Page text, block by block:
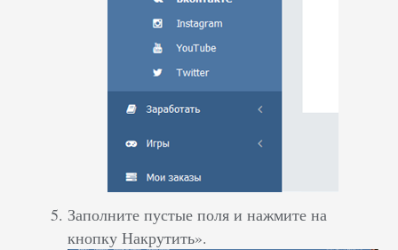
Заполните пустые поля и нажмите на
кнопку Накрутить».